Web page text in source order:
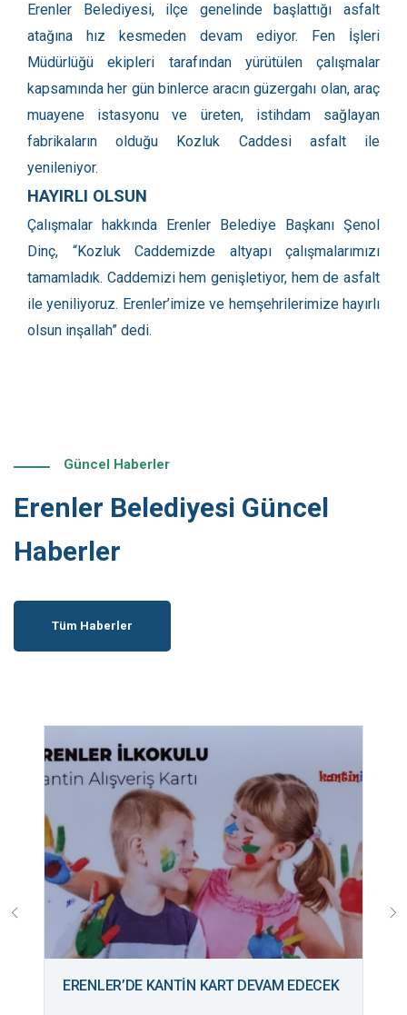
Erenler Belediyesi, ilçe genelinde başlattığı asfalt
atağına hız kesmeden devam ediyor. Fen İşleri
Müdürlüğü ekipleri tarafından yürütülen çalışmalar
kapsamında her gün binlerce aracın güzergahı olan, araç
muayene istasyonu ve üreten, istihdam sağlayan
fabrikaların olduğu Kozluk Caddesi asfalt ile
yenileniyor.
HAYIRLI OLSUN
Çalışmalar hakkında Erenler Belediye Başkanı Şenol
Dinç, “Kozluk Caddemizde altyapı çalışmalarımızı
tamamladık. Caddemizi hem genişletiyor, hem de asfalt
ile yeniliyoruz. Erenler’imize ve hemşehrilerimize hayırlı
olsun inşallah” dedi.
Güncel Haberler
Erenler Belediyesi Güncel
Haberler
Tüm Haberler
ERENLER’DE KANTİN KART DEVAM EDECEK